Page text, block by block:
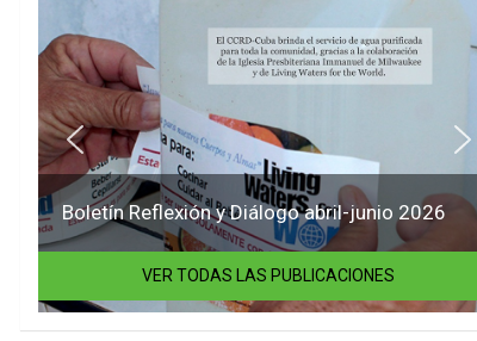
Boletín Reflexión y Diálogo abril-junio 2026
VER TODAS LAS PUBLICACIONES